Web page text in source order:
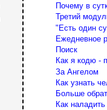
Почему в
Третий
"Есть один
Ежедневное
Поиск
Как я кодю -
За Ангелом
Как узнать
Больше
Как